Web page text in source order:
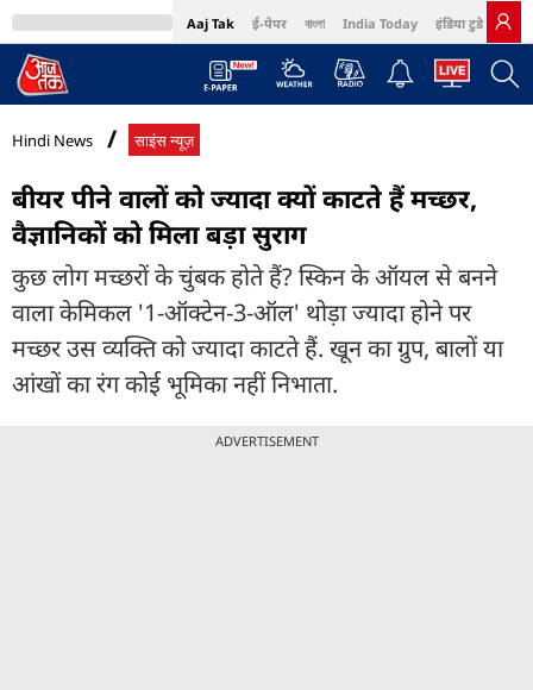
Aaj Tak ई-पेपर বাংলা India Today इंडिया टुडे हिंदी
MumbaiTak Cosmopolitan Harper's Bazaar Northeast
Hindi News साइंस न्यूज़
बीयर पीने वालों को ज्यादा क्यों काटते हैं मच्छर,
वैज्ञानिकों को मिला बड़ा सुराग
कुछ लोग मच्छरों के चुंबक होते हैं? स्किन के ऑयल से बनने
वाला केमिकल '1-ऑक्टेन-3-ऑल' थोड़ा ज्यादा होने पर
मच्छर उस व्यक्ति को ज्यादा काटते हैं. खून का ग्रुप, बालों या
आंखों का रंग कोई भूमिका नहीं निभाता.
ADVERTISEMENT